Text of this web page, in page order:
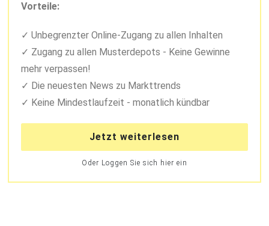
Vorteile:
Unbegrenzter Online-Zugang zu allen Inhalten
Zugang zu allen Musterdepots - Keine Gewinne
mehr verpassen!
Die neuesten News zu Markttrends
Keine Mindestlaufzeit - monatlich kündbar
Jetzt weiterlesen
Oder Loggen Sie sich hier ein